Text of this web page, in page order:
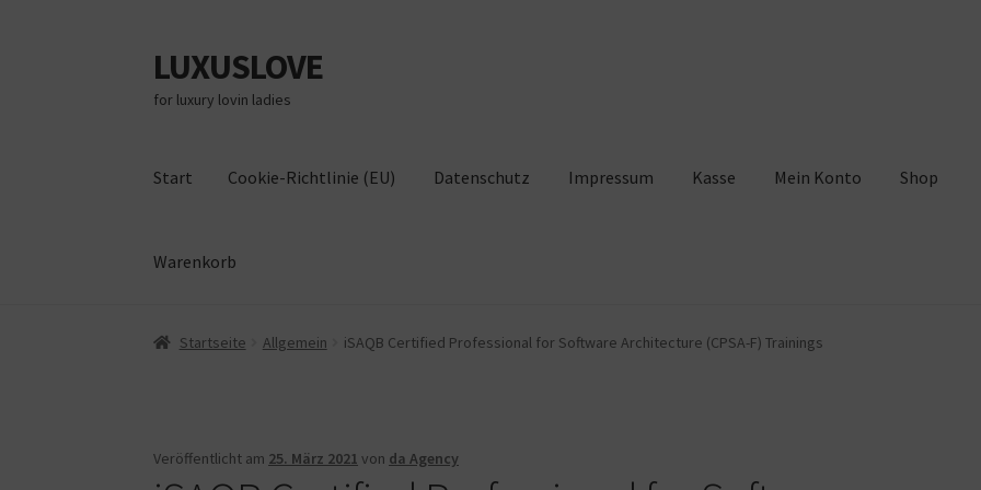
Zur
Navigation
springen
Zum
Inhalt
springen
LUXUSLOVE
for luxury lovin ladies
Start Cookie-Richtlinie (EU) Datenschutz Impressum Kasse Mein Konto Shop
Warenkorb
Start Cookie-Richtlinie (EU) Datenschutz Impressum Kasse Mein Konto Shop Warenkorb
Startseite Allgemein iSAQB Certified Professional for Software Architecture (CPSA-F) Trainings
Veröffentlicht am 25. März 2021 von da Agency